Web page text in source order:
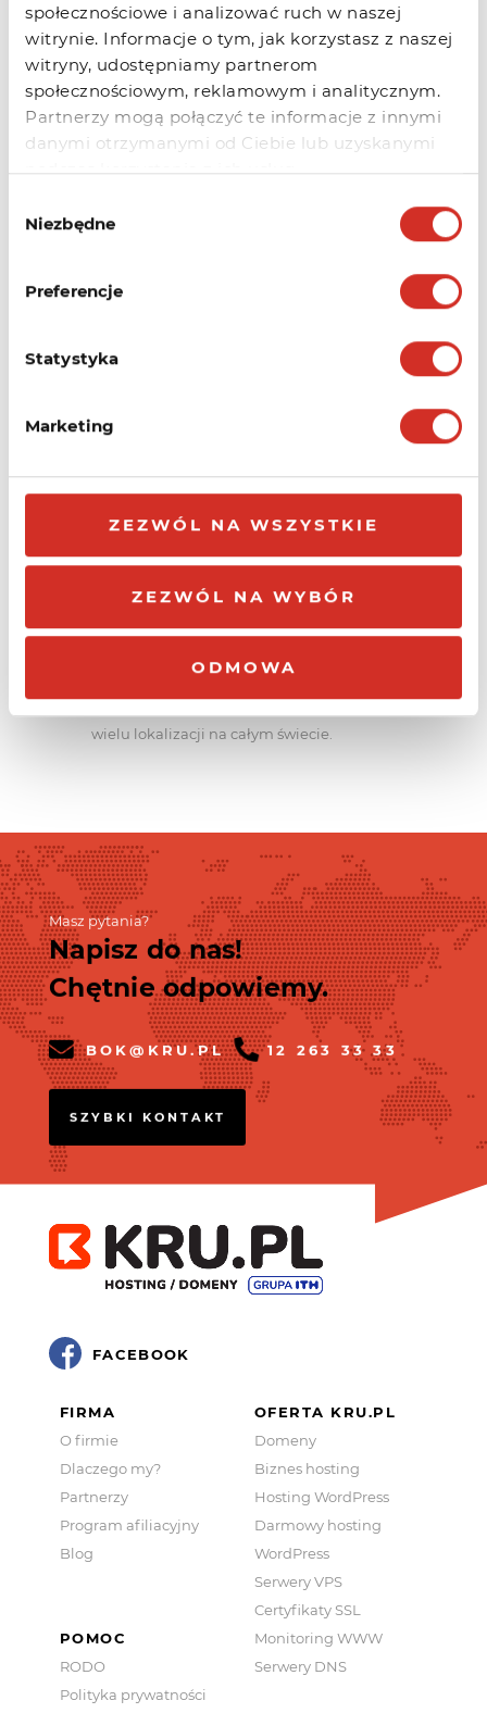
społecznościowe i analizować ruch w naszej
witrynie. Informacje o tym, jak korzystasz z naszej
witryny, udostępniamy partnerom
społecznościowym, reklamowym i analitycznym.
Partnerzy mogą połączyć te informacje z innymi
danymi otrzymanymi od Ciebie lub uzyskanymi
zgody
Niezbędne
Preferencje
Statystyka
Marketing
ZEZWÓL NA WSZYSTKIE
ZEZWÓL NA WYBÓR
ODMOWA
Najważniejsze funkcje
Bądź poinformowany o przerwie w działaniu
adres e-mail.
Wiele lokalizacji
Weryfikuj dostępność swoich serwerów z
wielu lokalizacji na całym świecie.
Masz pytania?
Napisz do nas!
Chętnie odpowiemy.
BOK@KRU.PL 12 263 33 33
SZYBKI KONTAKT
FACEBOOK
FIRMA
O firmie
Dlaczego my?
Partnerzy
Program afiliacyjny
Blog
OFERTA KRU.PL
Domeny
Biznes hosting
Hosting WordPress
Darmowy hosting
WordPress
Serwery VPS
Certyfikaty SSL
Monitoring WWW
Serwery DNS
POMOC
RODO
Polityka prywatności